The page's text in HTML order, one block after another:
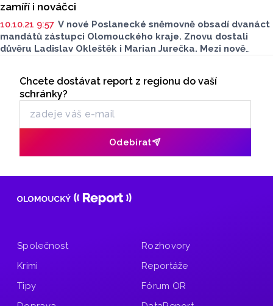
zamíří i nováčci
10.10.21 9:57 V nové Poslanecké sněmovně obsadí dvanáct
mandátů zástupci Olomouckého kraje. Znovu dostali
důvěru Ladislav Okleštěk i Marian Jurečka. Mezi nově
Odběr newsletteru
Chcete dostávat report z regionu do vaší
schránky?
Odebírat
Společnost
Krimi
Tipy
Rozhovory
Reportáže
Fórum OR